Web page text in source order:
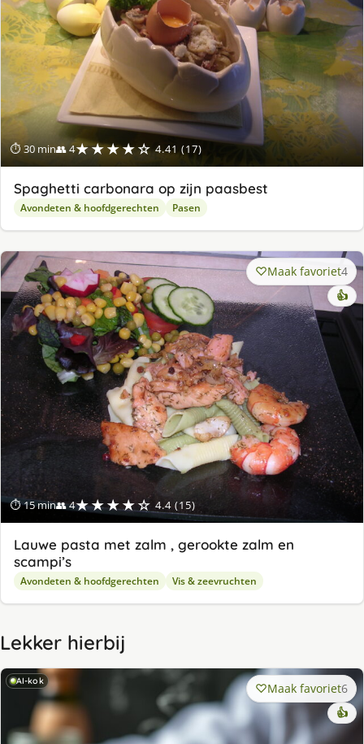
⏱ 30 min👥 4★★★★☆ 4.41 (17)
Spaghetti carbonara op zijn paasbest
Avondeten & hoofdgerechten Pasen
⏱ 15 min👥 4★★★★☆ 4.4 (15)
Maak favoriet4
👍
Lauwe pasta met zalm , gerookte zalm en
scampi’s
Avondeten & hoofdgerechten Vis & zeevruchten
Lekker hierbij
AI-kok Maak favoriet6
👍